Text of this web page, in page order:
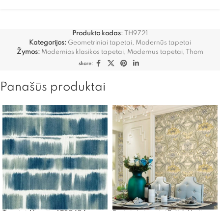
Produkto kodas:
TH9721
Kategorijos: Geometriniai tapetai, Modernūs tapetai
Žymos: Modernios klasikos tapetai, Modernus tapetai, Thom
share:
Panašūs produktai